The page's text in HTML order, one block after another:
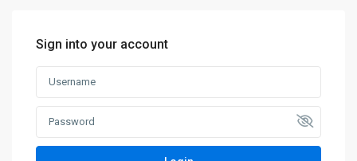
Sign into your account